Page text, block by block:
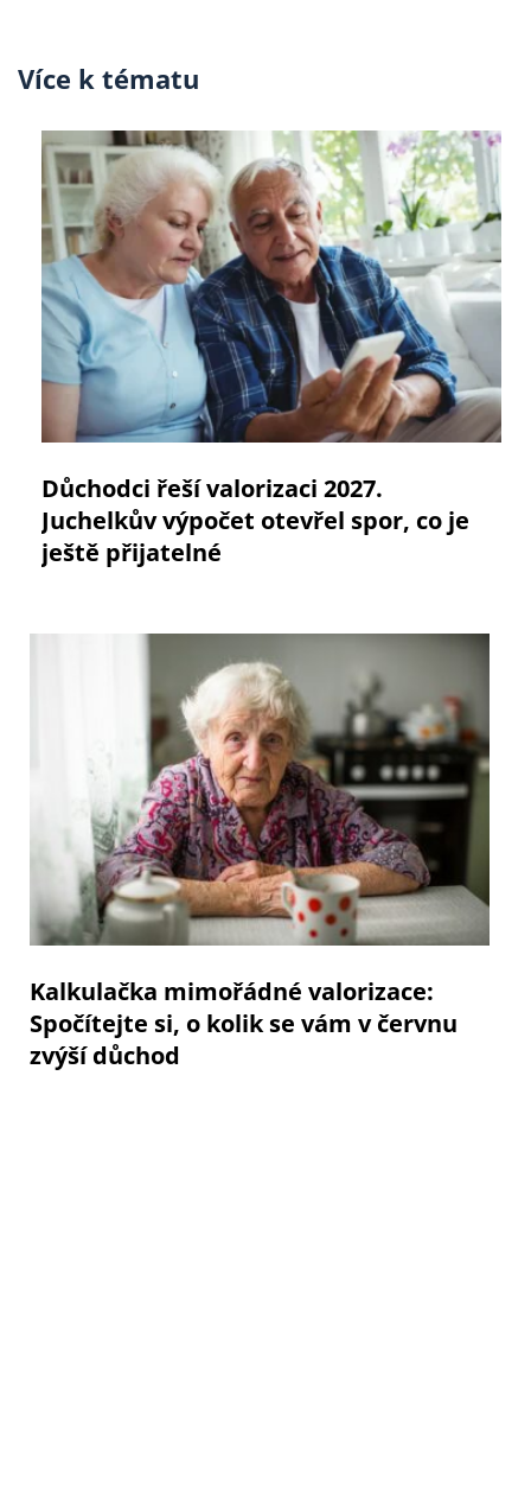
Více k tématu
Důchodci řeší valorizaci 2027.
Juchelkův výpočet otevřel spor, co je
ještě přijatelné
Kalkulačka mimořádné valorizace:
Spočítejte si, o kolik se vám v červnu
zvýší důchod